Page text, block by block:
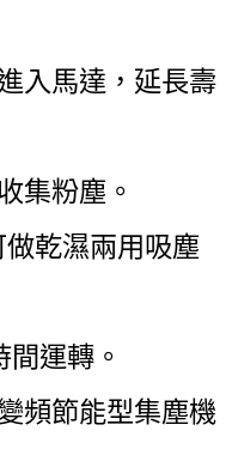
入馬達，延長壽
集粉塵。
做乾濕兩用吸塵
運轉。
頻節能型集塵機